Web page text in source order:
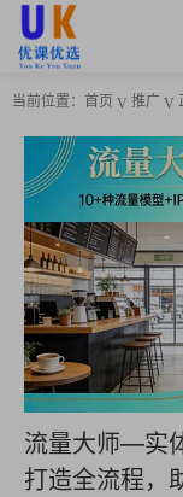
当前位置： 首页 推广
流量大师—实
打造全流程，